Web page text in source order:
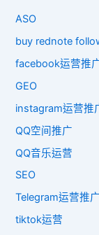
ASO
buy rednote
facebook运营推
GEO
instagram运营推
QQ空间推广
QQ音乐运营
SEO
Telegram运营推广
tiktok运营